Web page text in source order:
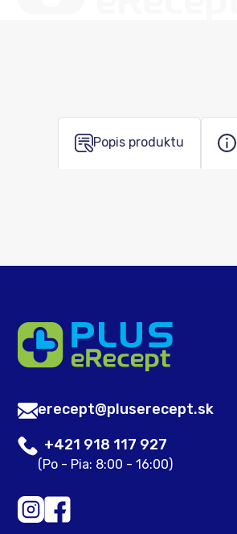
Popis produktu
erecept@pluserecept.sk
+421 918 117 927
(Po - Pia: 8:00 - 16:00)